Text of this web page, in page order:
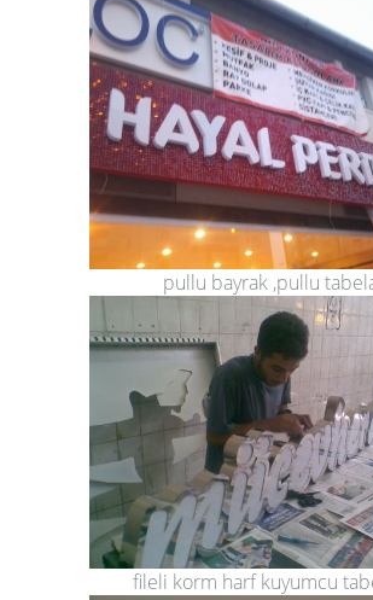
pullu bayrak ,pullu
fileli korm harf kuyumcu